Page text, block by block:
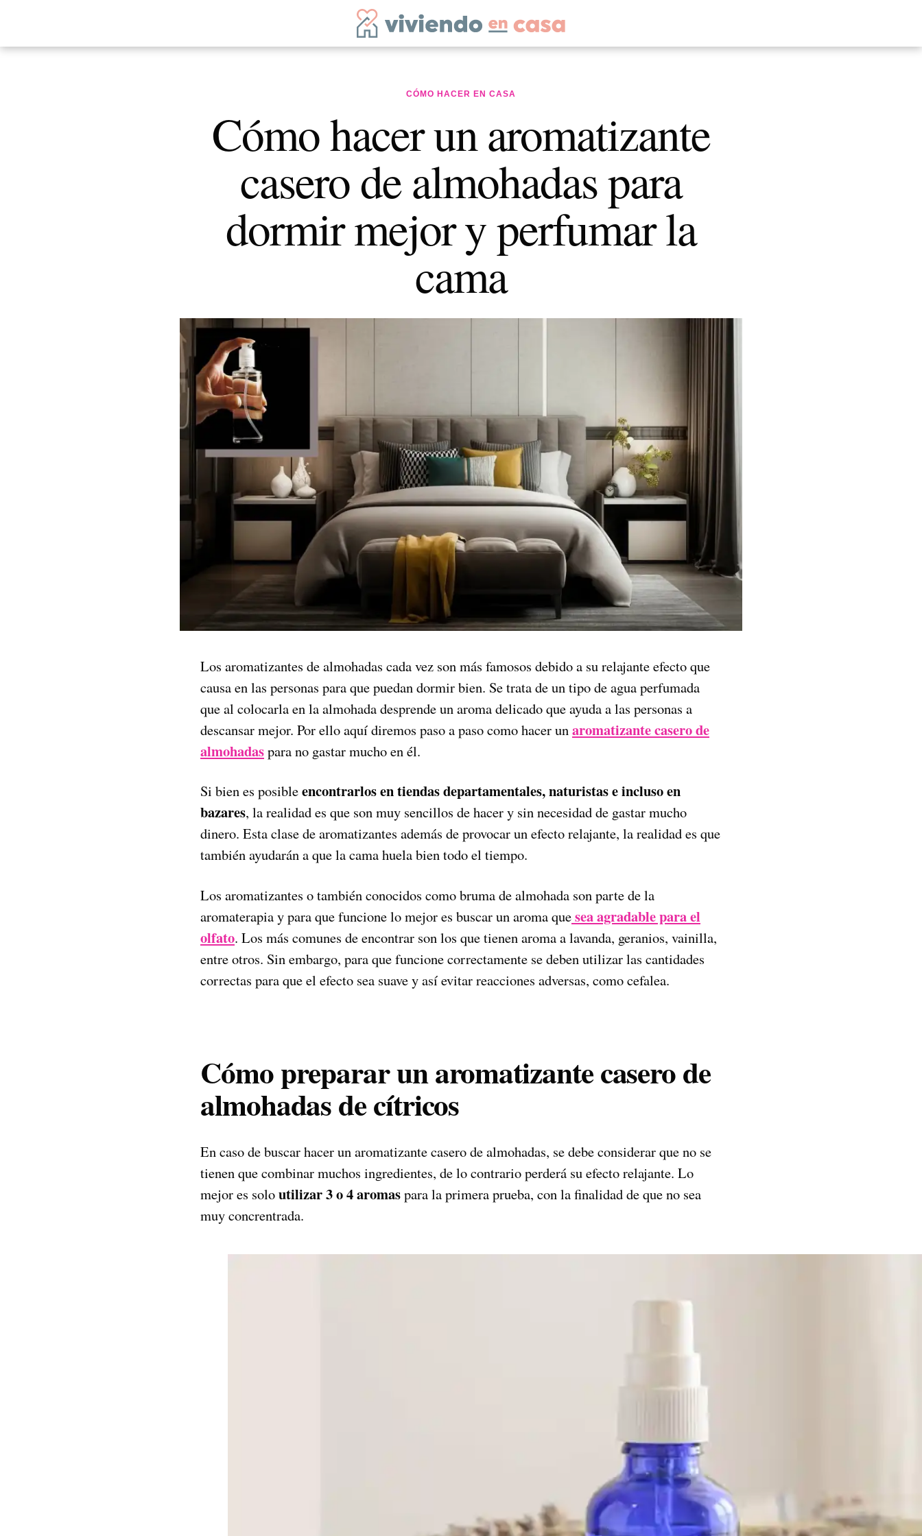
CÓMO HACER EN CASA
Cómo hacer un aromatizante
casero de almohadas para
dormir mejor y perfumar la
cama
Los aromatizantes de almohadas cada vez son más famosos debido a su relajante efecto que
causa en las personas para que puedan dormir bien. Se trata de un tipo de agua perfumada
que al colocarla en la almohada desprende un aroma delicado que ayuda a las personas a
descansar mejor. Por ello aquí diremos paso a paso como hacer un aromatizante casero de
almohadaspara no gastar mucho en él.
Si bien es posibleencontrarlos en tiendas departamentales, naturistas e incluso en
bazares, la realidad es que son muy sencillos de hacer y sin necesidad de gastar mucho
dinero. Esta clase de aromatizantes además de provocar un efecto relajante, la realidad es que
también ayudarán a que la cama huela bien todo el tiempo.
Los aromatizantes o también conocidos como bruma de almohada son parte de la
aromaterapia y para que funcione lo mejor es buscar un aroma quesea agradable para el
olfato. Los más comunes de encontrar son los que tienen aroma a lavanda, geranios, vainilla,
entre otros. Sin embargo, para que funcione correctamente se deben utilizar las cantidades
correctas para que el efecto sea suave y así evitar reacciones adversas, como cefalea.
Cómo preparar un aromatizante casero de
almohadas de cítricos
En caso de buscar hacer un aromatizante casero de almohadas, se debe considerar que no se
tienen que combinar muchos ingredientes, de lo contrario perderá su efecto relajante. Lo
mejor es soloutilizar 3 o 4 aromaspara la primera prueba, con la finalidad de que no sea
muy concrentrada.